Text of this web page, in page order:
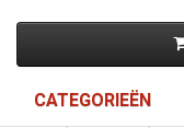
CATEGORIEËN